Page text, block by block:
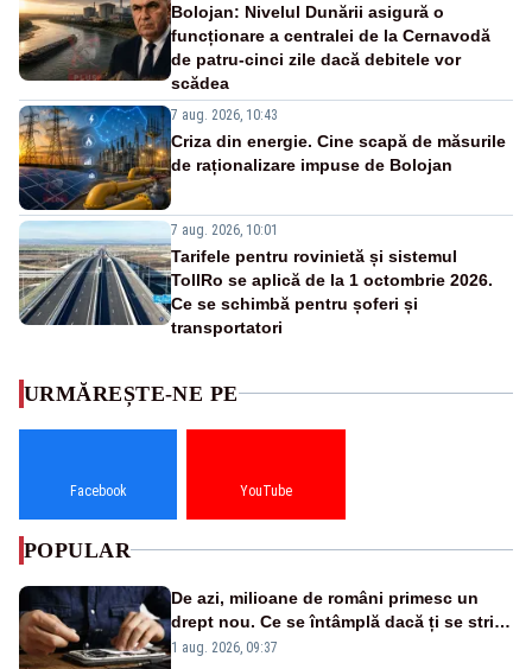
Bolojan: Nivelul Dunării asigură o
funcționare a centralei de la Cernavodă
de patru-cinci zile dacă debitele vor
scădea
7 aug. 2026, 10:43
Criza din energie. Cine scapă de măsurile
de raționalizare impuse de Bolojan
7 aug. 2026, 10:01
Tarifele pentru rovinietă și sistemul
TollRo se aplică de la 1 octombrie 2026.
Ce se schimbă pentru șoferi și
transportatori
URMĂREȘTE-NE PE
Facebook YouTube
POPULAR
De azi, milioane de români primesc un
drept nou. Ce se întâmplă dacă ți se strică
un produs
1 aug. 2026, 09:37